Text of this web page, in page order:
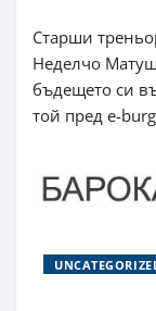
Старши
Неделчо
бъдещето си
той пред e-